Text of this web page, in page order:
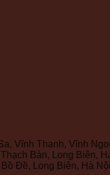
Vĩnh Thanh, Vĩnh
Bàn, Long Biên,
Đề, Long Biên, Hà